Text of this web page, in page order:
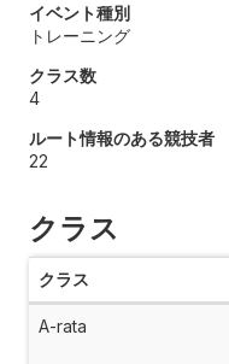
イベント種別
トレーニング
クラス数
4
ルート情報のある競技者
22
クラス
クラス
A-rata